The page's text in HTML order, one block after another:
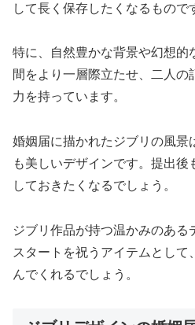
して長く保存したくなるもので
特に、自然豊かな背景や幻想的
間をより一層際立たせ、二人の
力を持っています。
婚姻届に描かれたジブリの風景
も美しいデザインです。提出後
しておきたくなるでしょう。
ジブリ作品が持つ温かみのある
スタートを祝うアイテムとし
んでくれるでしょう。